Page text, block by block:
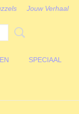
Jouw Verhaal
SPECIAAL